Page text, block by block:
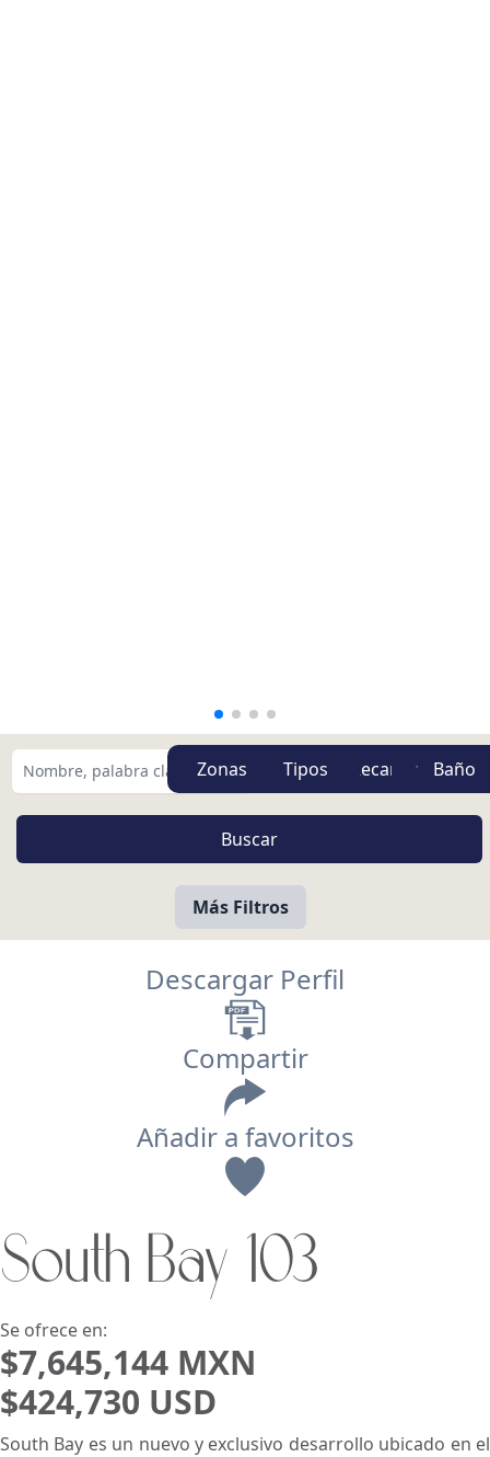
Zonas Tipos
Más Filtros
Buscar usando:
Descargar Perfil
Compartir
Añadir a favoritos
South Bay 103
Se ofrece en:
$7,645,144 MXN
$424,730 USD
South Bay es un nuevo y exclusivo desarrollo ubicado en el